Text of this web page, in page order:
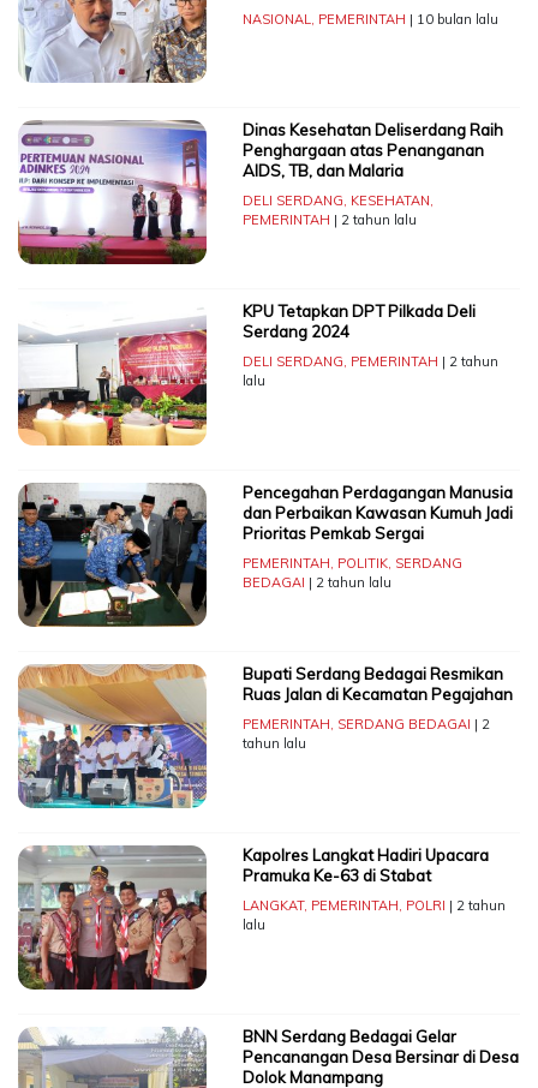
NASIONAL, PEMERINTAH | 10 bulan lalu
Dinas Kesehatan Deliserdang Raih
Penghargaan atas Penanganan
AIDS, TB, dan Malaria
DELI SERDANG, KESEHATAN,
PEMERINTAH | 2 tahun lalu
KPU Tetapkan DPT Pilkada Deli
Serdang 2024
DELI SERDANG, PEMERINTAH | 2 tahun
lalu
Pencegahan Perdagangan Manusia
dan Perbaikan Kawasan Kumuh Jadi
Prioritas Pemkab Sergai
PEMERINTAH, POLITIK, SERDANG
BEDAGAI | 2 tahun lalu
Bupati Serdang Bedagai Resmikan
Ruas Jalan di Kecamatan Pegajahan
PEMERINTAH, SERDANG BEDAGAI | 2
tahun lalu
Kapolres Langkat Hadiri Upacara
Pramuka Ke-63 di Stabat
LANGKAT, PEMERINTAH, POLRI | 2 tahun
lalu
BNN Serdang Bedagai Gelar
Pencanangan Desa Bersinar di Desa
Dolok Manampang